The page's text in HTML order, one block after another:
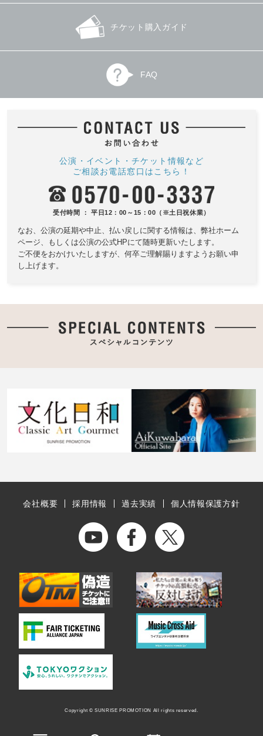
チケット購入ガイド
FAQ
公演・イベント・チケット情報など
ご相談お電話窓口はこちら！
受付時間 ： 平日12：00～15：00（※土日祝休業）
なお、公演の延期や中止、払い戻しに関する情報は、 弊社ホーム
ページ、もしくは公演の公式HPにて随時更新いたします。
ご不便をおかけいたしますが、何卒ご理解賜りますようお願い申
し上げます。
会社概要 採用情報 過去実績 個人情報保護方針
Copyright © SUNRISE PROMOTION All rights reserved.